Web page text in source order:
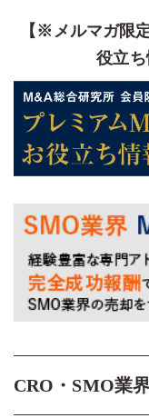
【※メルマガ限
役立ち
CRO・SMO業